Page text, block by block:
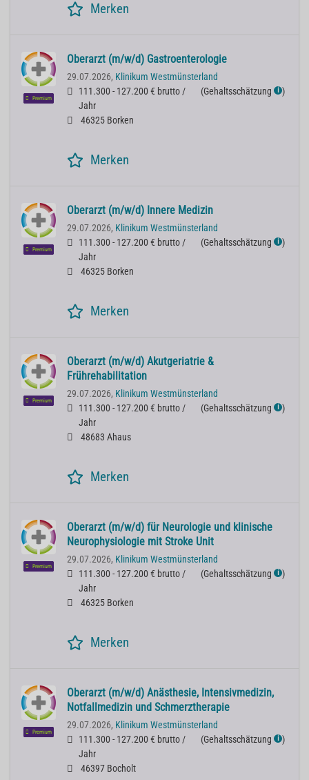
Merken
Premium
Oberarzt (m/w/d) Gastroenterologie
29.07.2026, Klinikum Westmünsterland
111.300 - 127.200 € brutto /
Jahr
(Gehaltsschätzung ℹ )
46325 Borken
Merken
Premium
Oberarzt (m/w/d) Innere Medizin
29.07.2026, Klinikum Westmünsterland
111.300 - 127.200 € brutto /
Jahr
(Gehaltsschätzung ℹ )
46325 Borken
Merken
Premium
Oberarzt (m/w/d) Akutgeriatrie &
Frührehabilitation
29.07.2026, Klinikum Westmünsterland
111.300 - 127.200 € brutto /
Jahr
(Gehaltsschätzung ℹ )
48683 Ahaus
Merken
Premium
Oberarzt (m/w/d) für Neurologie und klinische
Neurophysiologie mit Stroke Unit
29.07.2026, Klinikum Westmünsterland
111.300 - 127.200 € brutto /
Jahr
(Gehaltsschätzung ℹ )
46325 Borken
Merken
Premium
Oberarzt (m/w/d) Anästhesie, Intensivmedizin,
Notfallmedizin und Schmerztherapie
29.07.2026, Klinikum Westmünsterland
111.300 - 127.200 € brutto /
Jahr
(Gehaltsschätzung ℹ )
46397 Bocholt